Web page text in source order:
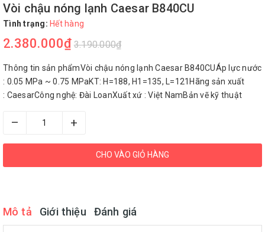
Vòi chậu nóng lạnh Caesar B840CU
Tình trạng: Hết hàng
2.380.000₫ 3.190.000₫
Thông tin sản phẩmVòi chậu nóng lạnh Caesar B840CUÁp lực nước
: 0.05 MPa ~ 0.75 MPaKT: H=188, H1=135, L=121Hãng sản xuất
: CaesarCông nghệ: Đài LoanXuất xứ : Việt NamBản vẽ kỹ thuật
– +
CHO VÀO GIỎ HÀNG
Mô tả Giới thiệu Đánh giá